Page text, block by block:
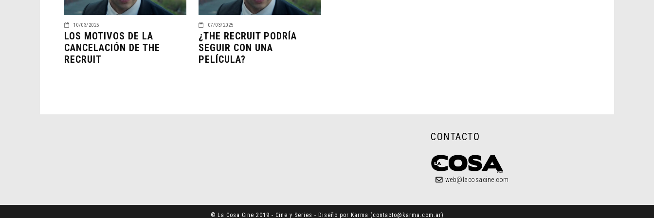
10/03/2025
LOS MOTIVOS DE LA
CANCELACIÓN DE THE
RECRUIT
07/03/2025
¿THE RECRUIT PODRÍA
SEGUIR CON UNA
PELÍCULA?
CONTACTO
web@lacosacine.com
© La Cosa Cine 2019 - Cine y Series - Diseño por Karma (contacto@karma.com.ar)